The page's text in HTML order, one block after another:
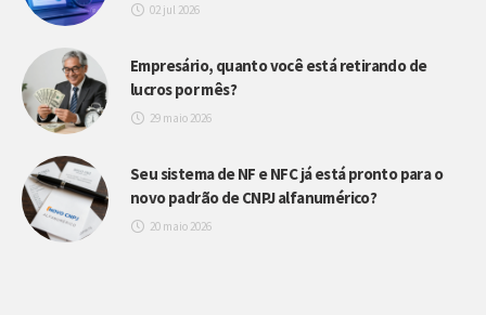
02 jul 2026
Empresário, quanto você está retirando de
lucros por mês?
29 maio 2026
Seu sistema de NF e NFC já está pronto para o
novo padrão de CNPJ alfanumérico?
20 maio 2026